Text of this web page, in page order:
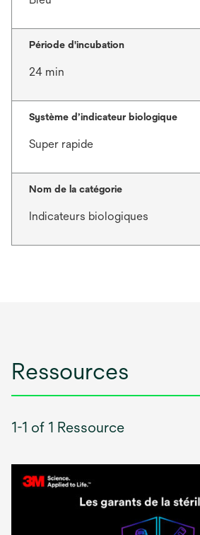
Période d'incubation
24 min
Système d’indicateur biologique
Super rapide
Nom de la catégorie
Indicateurs biologiques
Ressources
1-1 of 1 Ressource